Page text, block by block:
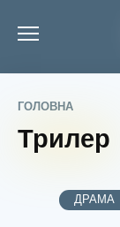
ГОЛОВНА
Трилер
ДРАМА